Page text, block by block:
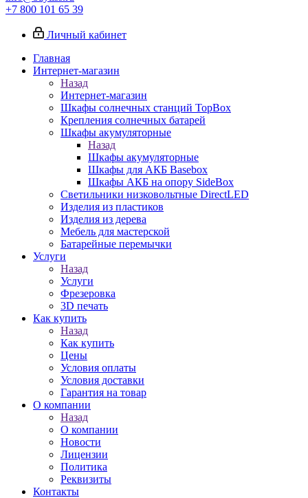
+7 800 101 65 39
Личный кабинет
Главная
Интернет-магазин
Назад
Интернет-магазин
Шкафы солнечных станций TopBox
Крепления солнечных батарей
Шкафы акумуляторные
Назад
Шкафы акумуляторные
Шкафы для АКБ Basebox
Шкафы АКБ на опору SideBox
Светильники низковольтные DirectLED
Изделия из пластиков
Изделия из дерева
Мебель для мастерской
Батарейные перемычки
Услуги
Назад
Услуги
Фрезеровка
3D печать
Как купить
Назад
Как купить
Цены
Условия оплаты
Условия доставки
Гарантия на товар
О компании
Назад
О компании
Новости
Лицензии
Политика
Реквизиты
Контакты